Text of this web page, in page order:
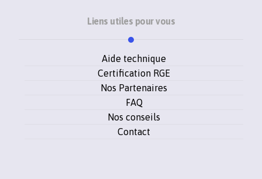
Liens utiles pour vous
Aide technique
Certification RGE
Nos Partenaires
FAQ
Nos conseils
Contact